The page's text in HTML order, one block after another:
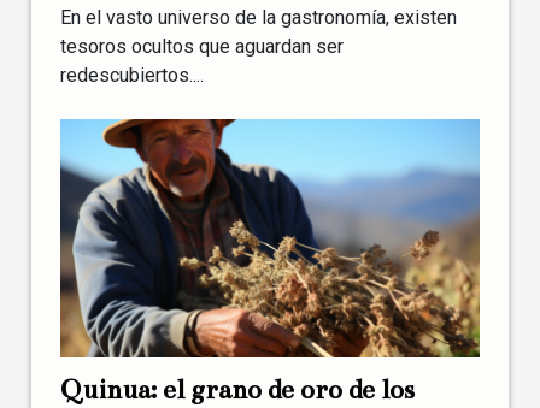
En el vasto universo de la gastronomía, existen
tesoros ocultos que aguardan ser
redescubiertos....
Quinua: el grano de oro de los